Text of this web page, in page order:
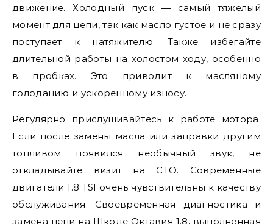
движение. Холодный пуск — самый тяжелый
момент для цепи, так как масло густое и не сразу
поступает к натяжителю. Также избегайте
длительной работы на холостом ходу, особенно
в пробках. Это приводит к масляному
голоданию и ускоренному износу.
Регулярно прислушивайтесь к работе мотора.
Если после замены масла или заправки другим
топливом появился необычный звук, не
откладывайте визит на СТО. Современные
двигатели 1.8 TSI очень чувствительны к качеству
обслуживания. Своевременная диагностика и
замена цепи на Шкоде Октавия 1.8, выполненная